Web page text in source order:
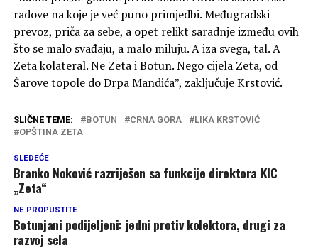
radove na koje je već puno primjedbi. Međugradski
prevoz, priča za sebe, a opet relikt saradnje između ovih
što se malo svađaju, a malo miluju. A iza svega, tal. A
Zeta kolateral. Ne Zeta i Botun. Nego cijela Zeta, od
Šarove topole do Drpa Mandića”, zaključuje Krstović.
SLIČNE TEME: BOTUN CRNA GORA
LIKA KRSTOVIĆ
OPŠTINA ZETA
SLEDEĆE
Branko Noković razriješen sa funkcije direktora KIC
„Zeta“
NE PROPUSTITE
Botunjani podijeljeni: jedni protiv kolektora, drugi za
razvoj sela